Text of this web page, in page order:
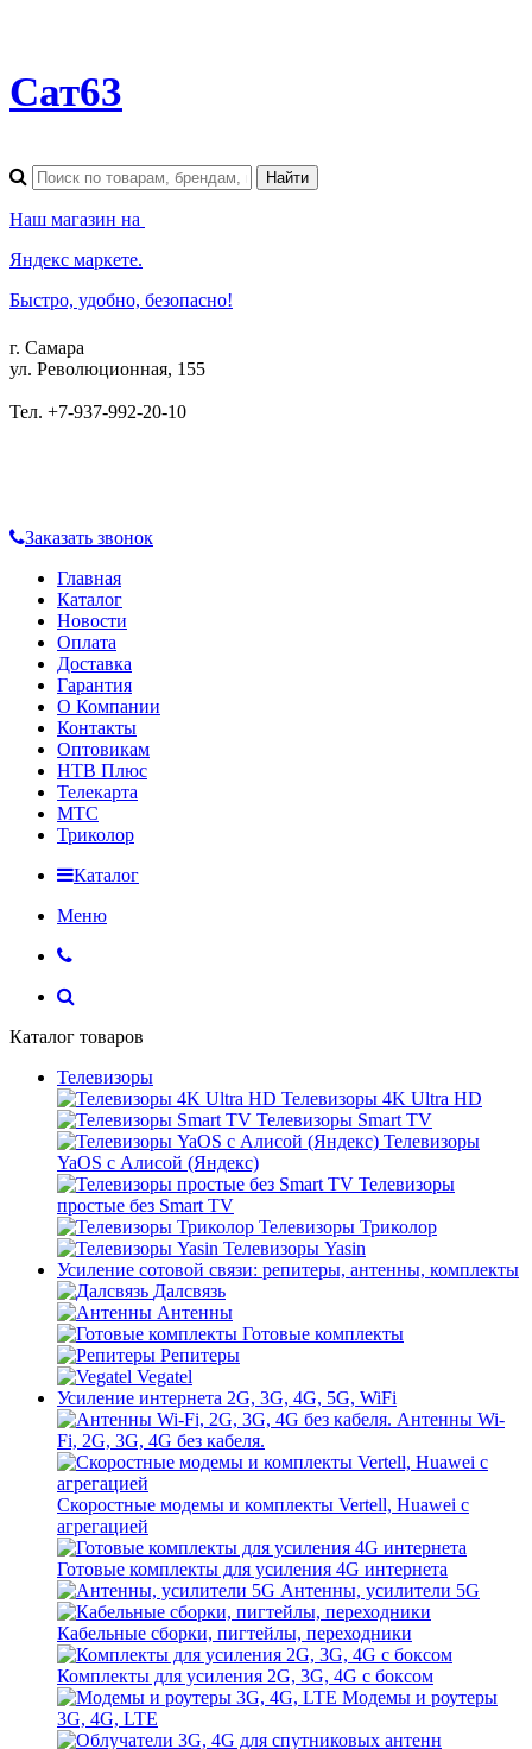
Сат63
Наш магазин на
Яндекс маркете.
Быстро, удобно, безопасно!
г. Самара
ул. Революционная, 155
Тел. +7-937-992-20-10
Заказать звонок
Главная
Каталог
Новости
Оплата
Доставка
Гарантия
О Компании
Контакты
Оптовикам
НТВ Плюс
Телекарта
МТС
Триколор
Каталог
Меню
Каталог товаров
Телевизоры
Телевизоры 4K Ultra HD
Телевизоры Smart TV
Телевизоры
YaOS с Алисой (Яндекс)
Телевизоры
простые без Smart TV
Телевизоры Триколор
Телевизоры Yasin
Усиление сотовой связи: репитеры, антенны, комплекты
Далсвязь
Антенны
Готовые комплекты
Репитеры
Vegatel
Усиление интернета 2G, 3G, 4G, 5G, WiFi
Антенны Wi-
Fi, 2G, 3G, 4G без кабеля.
Скоростные модемы и комплекты Vertell, Huawei с
агрегацией
Готовые комплекты для усиления 4G интернета
Антенны, усилители 5G
Кабельные сборки, пигтейлы, переходники
Комплекты для усиления 2G, 3G, 4G с боксом
Модемы и роутеры
3G, 4G, LTE